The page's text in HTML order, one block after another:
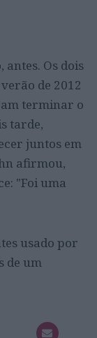
antes. Os dois
de 2012
terminar o
tarde,
juntos em
afirmou,
"Foi uma
usado por
de um